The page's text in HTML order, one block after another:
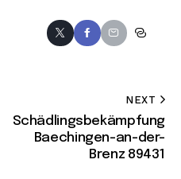
NEXT
Schädlingsbekämpfung
Baechingen-an-der-
Brenz 89431